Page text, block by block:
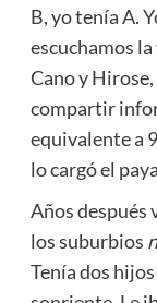
B, yo tenía A.
escuchamos
Cano y
compartir
equivalente a
lo cargó el
Años después
los suburbios
Tenía dos